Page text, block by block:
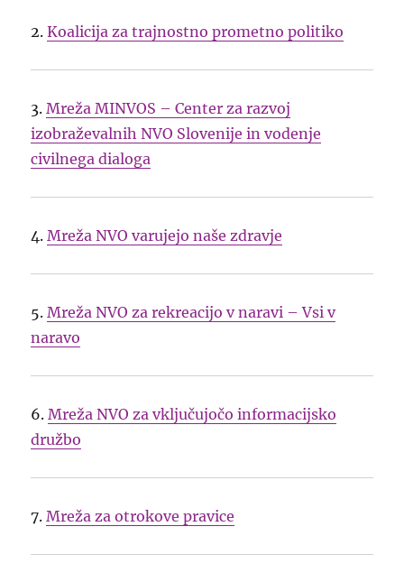
2.Koalicija za trajnostno prometno politiko
3.Mreža MINVOS – Center za razvoj
izobraževalnih NVO Slovenije in vodenje
civilnega dialoga
4.Mreža NVO varujejo naše zdravje
5.Mreža NVO za rekreacijo v naravi – Vsi v
naravo
6.Mreža NVO za vključujočo informacijsko
družbo
7.Mreža za otrokove pravice